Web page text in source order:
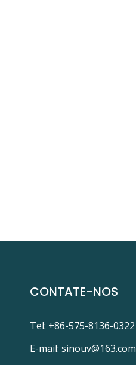
CONTATE-NOS
Tel: +86-575-8136-0322
E-mail: sinouv@163.com